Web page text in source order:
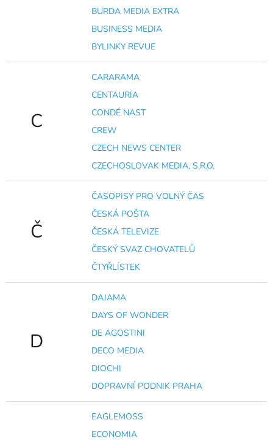
BURDA MEDIA EXTRA
BUSINESS MEDIA
BYLINKY REVUE
C
CARARAMA
CENTAURIA
CONDÉ NAST
CREW
CZECH NEWS CENTER
CZECHOSLOVAK MEDIA, S.R.O.
Č
ČASOPISY PRO VOLNÝ ČAS
ČESKÁ POŠTA
ČESKÁ TELEVIZE
ČESKÝ SVAZ CHOVATELŮ
ČTYŘLÍSTEK
D
DAJAMA
DAYS OF WONDER
DE AGOSTINI
DECO MEDIA
DIOCHI
DOPRAVNÍ PODNIK PRAHA
EAGLEMOSS
ECONOMIA